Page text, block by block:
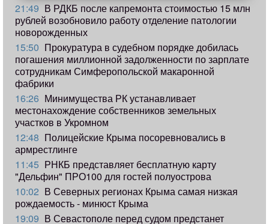
21:49 В РДКБ после капремонта стоимостью 15 млн
рублей возобновило работу отделение патологии
новорожденных
15:50 Прокуратура в судебном порядке добилась
погашения миллионной задолженности по зарплате
сотрудникам Симферопольской макаронной
фабрики
16:26 Минимущества РК устанавливает
местонахождение собственников земельных
участков в Укромном
12:48 Полицейские Крыма посоревновались в
армрестлинге
11:45 РНКБ представляет бесплатную карту
"Дельфин" ПРО100 для гостей полуострова
10:02 В Северных регионах Крыма самая низкая
рождаемость - минюст Крыма
19:09 В Севастополе перед судом предстанет